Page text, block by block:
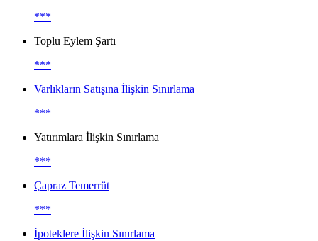
***
Toplu Eylem Şartı
***
Varlıkların Satışına İlişkin Sınırlama
***
Yatırımlara İlişkin Sınırlama
***
Çapraz Temerrüt
***
İpoteklere İlişkin Sınırlama